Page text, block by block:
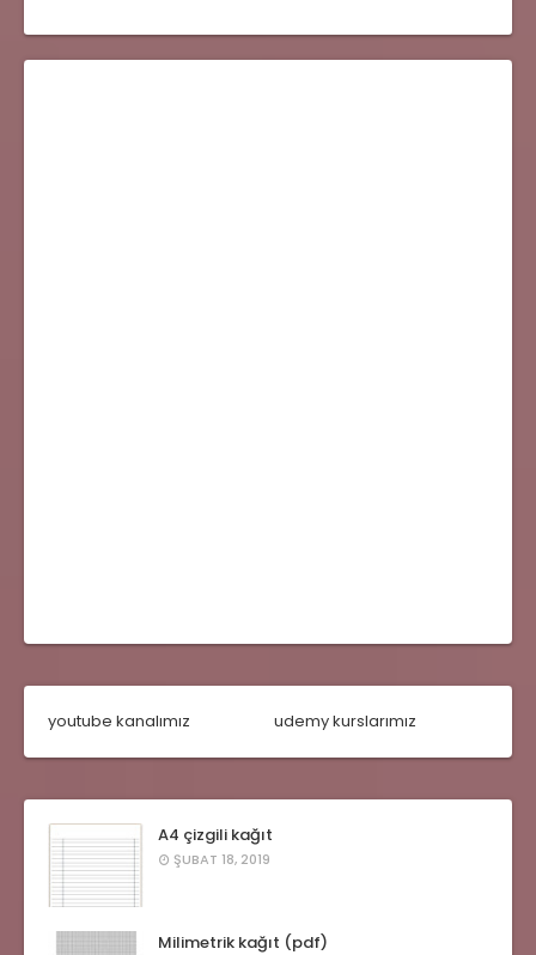
youtube kanalımız udemy kurslarımız
A4 çizgili kağıt
ŞUBAT 18, 2019
Milimetrik kağıt (pdf)